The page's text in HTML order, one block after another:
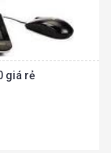
giá rẻ